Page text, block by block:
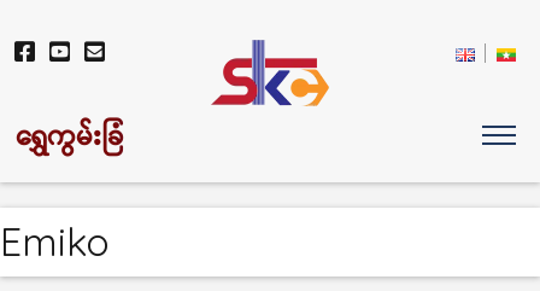
ရွှေကွမ်းခြံ
Emiko